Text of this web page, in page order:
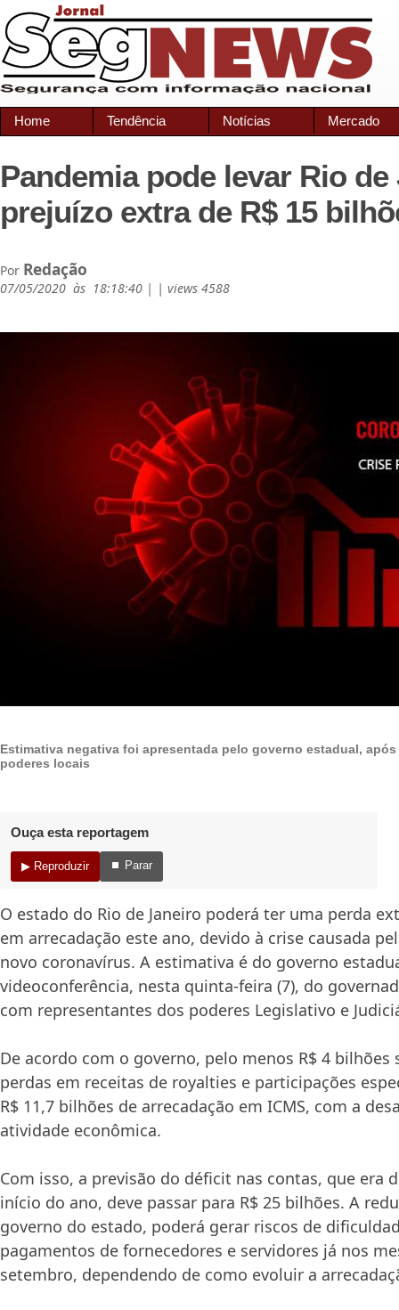
Home Tendência Notícias Mercado
Pandemia pode levar Rio de
prejuízo extra de R$ 15
Por Redação
07/05/2020 às 18:18:40 | | views 4588
Estimativa negativa foi apresentada pelo governo estadual,
poderes locais
Ouça esta reportagem
▶ Reproduzir ⏹ Parar
O estado do Rio de Janeiro poderá ter uma perda
em arrecadação este ano, devido à crise causada
novo coronavírus. A estimativa é do governo
videoconferência, nesta quinta-feira (7), do
com representantes dos poderes Legislativo e
De acordo com o governo, pelo menos R$ 4 bilhões
perdas em receitas de royalties e participações
R$ 11,7 bilhões de arrecadação em ICMS, com a
atividade econômica.
Com isso, a previsão do déficit nas contas, que era
início do ano, deve passar para R$ 25 bilhões. A
governo do estado, poderá gerar riscos de
pagamentos de fornecedores e servidores já nos
setembro, dependendo de como evoluir a